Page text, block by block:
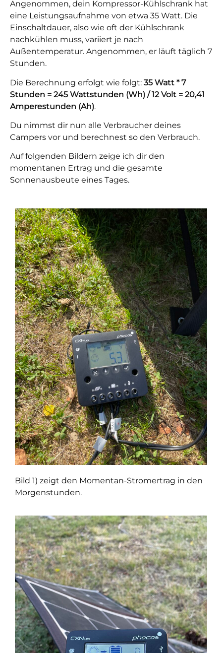
Angenommen, dein Kompressor-Kühlschrank hat
eine Leistungsaufnahme von etwa 35 Watt. Die
Einschaltdauer, also wie oft der Kühlschrank
nachkühlen muss, variiert je nach
Außentemperatur. Angenommen, er läuft täglich 7
Stunden.
Die Berechnung erfolgt wie folgt: 35 Watt * 7
Stunden = 245 Wattstunden (Wh) / 12 Volt = 20,41
Amperestunden (Ah).
Du nimmst dir nun alle Verbraucher deines
Campers vor und berechnest so den Verbrauch.
Auf folgenden Bildern zeige ich dir den
momentanen Ertrag und die gesamte
Sonnenausbeute eines Tages.
Bild 1) zeigt den Momentan-Stromertrag in den
Morgenstunden.